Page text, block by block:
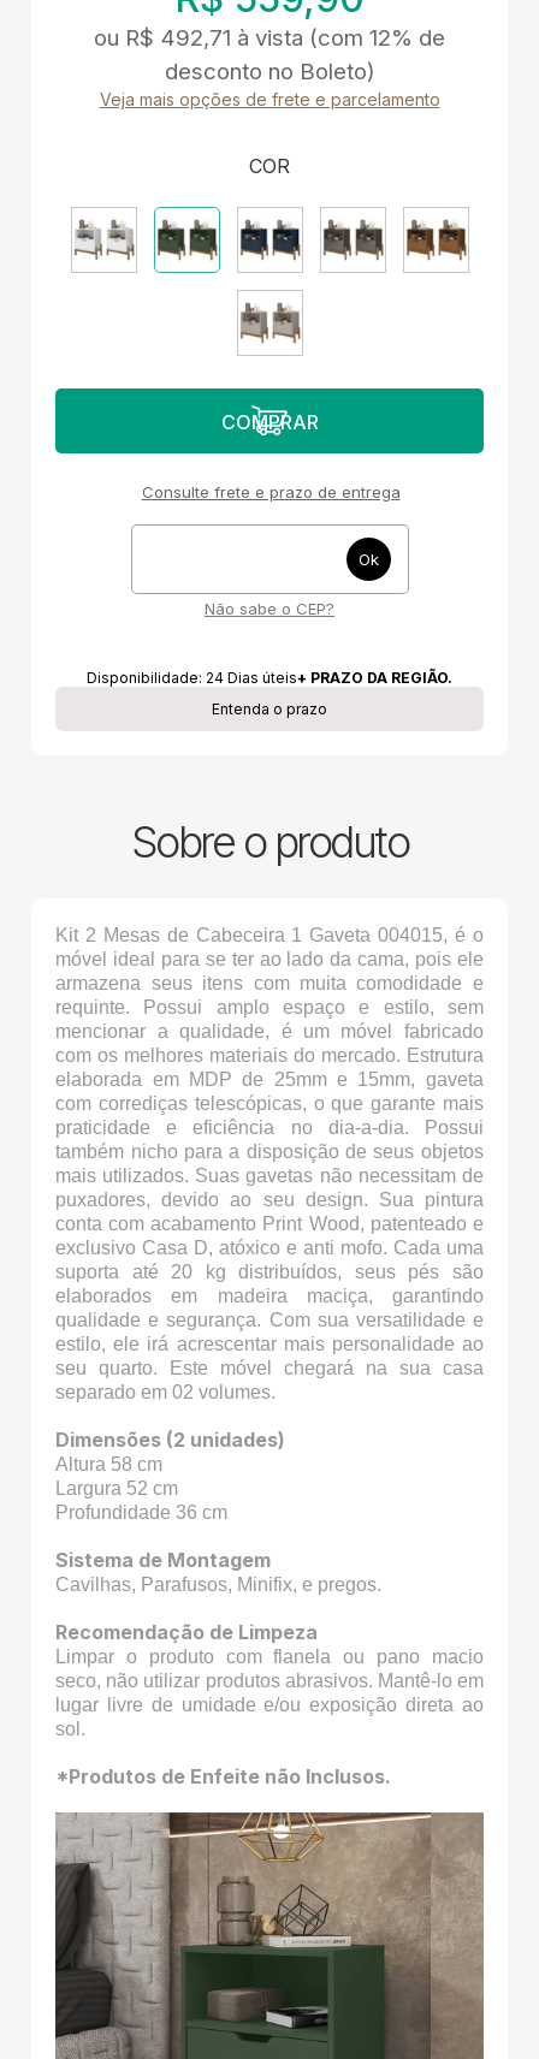
ou R$ 492,71 à vista (com 12% de
desconto no Boleto)
Veja mais opções de frete e parcelamento
COR
Consulte frete e prazo de entrega
Não sabe o CEP?
Disponibilidade: 24 Dias úteis+ PRAZO DA REGIÃO.
Entenda o prazo
Sobre o produto
Kit 2 Mesas de Cabeceira 1 Gaveta 004015, é o
móvel ideal para se ter ao lado da cama, pois ele
armazena seus itens com muita comodidade e
requinte. Possui amplo espaço e estilo, sem
mencionar a qualidade, é um móvel fabricado
com os melhores materiais do mercado. Estrutura
elaborada em MDP de 25mm e 15mm, gaveta
com corrediças telescópicas, o que garante mais
praticidade e eficiência no dia-a-dia. Possui
também nicho para a disposição de seus objetos
mais utilizados. Suas gavetas não necessitam de
puxadores, devido ao seu design. Sua pintura
conta com acabamento Print Wood, patenteado e
exclusivo Casa D, atóxico e anti mofo. Cada uma
suporta até 20 kg distribuídos, seus pés são
elaborados em madeira maciça, garantindo
qualidade e segurança. Com sua versatilidade e
estilo, ele irá acrescentar mais personalidade ao
seu quarto. Este móvel chegará na sua casa
separado em 02 volumes.
Dimensões (2 unidades)
Altura 58 cm
Largura 52 cm
Profundidade 36 cm
Sistema de Montagem
Cavilhas, Parafusos, Minifix, e pregos.
Recomendação de Limpeza
Limpar o produto com flanela ou pano macio
seco, não utilizar produtos abrasivos. Mantê-lo em
lugar livre de umidade e/ou exposição direta ao
sol.
*Produtos de Enfeite não Inclusos.